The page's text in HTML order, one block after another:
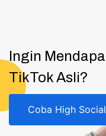
Ingin
TikTok Asli?
Coba High